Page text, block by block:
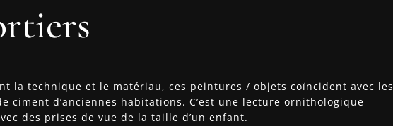
la technique et le matériau, ces peintures / objets coïncident avec les
ciment d’anciennes habitations. C’est une lecture ornithologique
des prises de vue de la taille d’un enfant.